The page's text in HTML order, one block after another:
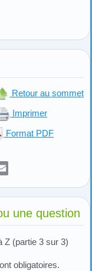
Retour au sommet
Imprimer
Format PDF
une question
Z (partie 3 sur 3)
obligatoires.